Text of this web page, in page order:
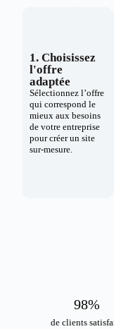
1. Choisissez
l'offre
adaptée
Sélectionnez l’offre
qui correspond le
mieux aux besoins
de votre entreprise
pour créer un site
sur-mesure.
de clients
98%